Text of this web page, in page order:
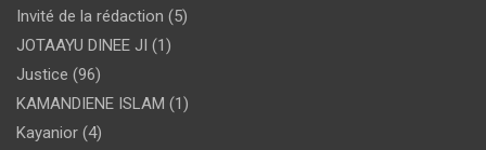
Invité de la rédaction (5)
JOTAAYU DINEE JI (1)
Justice (96)
KAMANDIENE ISLAM (1)
Kayanior (4)